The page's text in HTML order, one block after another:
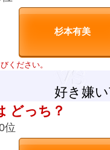
ください。
好き嫌
どっち？
位